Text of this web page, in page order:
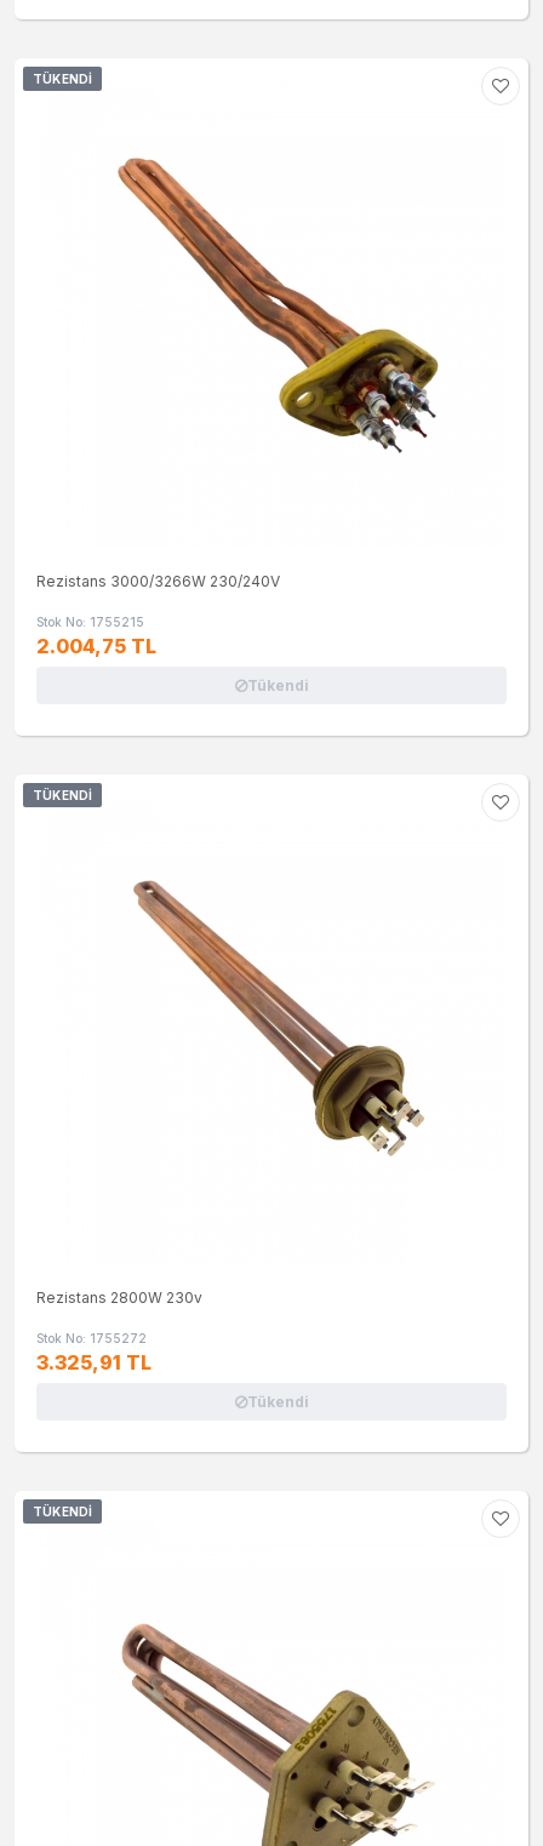
TÜKENDI
Rezistans 3000/3266W 230/240V
Stok No: 1755215
2.004,75 TL
Tükendi
TÜKENDI
Rezistans 2800W 230v
Stok No: 1755272
3.325,91 TL
Tükendi
TÜKENDI